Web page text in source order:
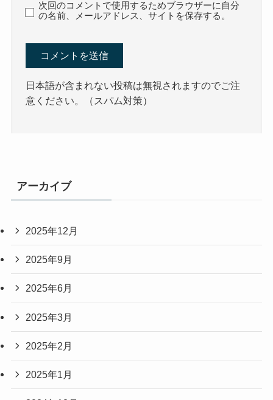
次回のコメントで使用するためブラウザーに自分
の名前、メールアドレス、サイトを保存する。
日本語が含まれない投稿は無視されますのでご注
意ください。（スパム対策）
アーカイブ
2025年12月
2025年9月
2025年6月
2025年3月
2025年2月
2025年1月